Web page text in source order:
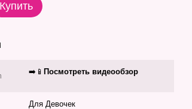
Купить
➡️📱 Посмотреть видеообзор
Для Девочек